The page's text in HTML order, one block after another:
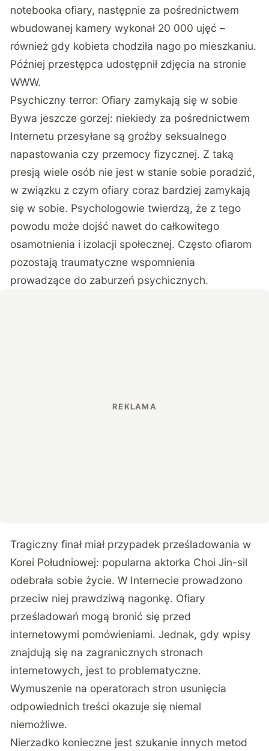
notebooka ofiary, następnie za pośrednictwem
wbudowanej kamery wykonał 20 000 ujęć –
również gdy kobieta chodziła nago po mieszkaniu.
Później przestępca udostępnił zdjęcia na stronie
WWW.
Psychiczny terror: Ofiary zamykają się w sobie
Bywa jeszcze gorzej: niekiedy za pośrednictwem
Internetu przesyłane są groźby seksualnego
napastowania czy przemocy fizycznej. Z taką
presją wiele osób nie jest w stanie sobie poradzić,
w związku z czym ofiary coraz bardziej zamykają
się w sobie. Psychologowie twierdzą, że z tego
powodu może dojść nawet do całkowitego
osamotnienia i izolacji społecznej. Często ofiarom
pozostają traumatyczne wspomnienia
prowadzące do zaburzeń psychicznych.
Tragiczny finał miał przypadek prześladowania w
Korei Południowej: popularna aktorka Choi Jin-sil
odebrała sobie życie. W Internecie prowadzono
przeciw niej prawdziwą nagonkę. Ofiary
prześladowań mogą bronić się przed
internetowymi pomówieniami. Jednak, gdy wpisy
znajdują się na zagranicznych stronach
internetowych, jest to problematyczne.
Wymuszenie na operatorach stron usunięcia
odpowiednich treści okazuje się niemal
niemożliwe.
Nierzadko konieczne jest szukanie innych metod